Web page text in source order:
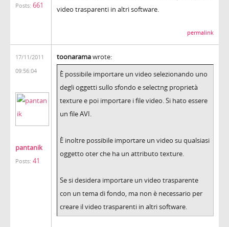
Posts: 661
video trasparenti in altri software.
permalink
17/11/2011
09:56:04
pantanik
Posts: 41
toonaramawrote:
È possibile importare un video selezionando uno
degli oggetti sullo sfondo e selectng proprietà
texture e poi importare i file video. Si hato essere
un file AVI.
È inoltre possibile importare un video su qualsiasi
oggetto oter che ha un attributo texture.
Se si desidera importare un video trasparente
con un tema di fondo, ma non è necessario per
creare il video trasparenti in altri software.